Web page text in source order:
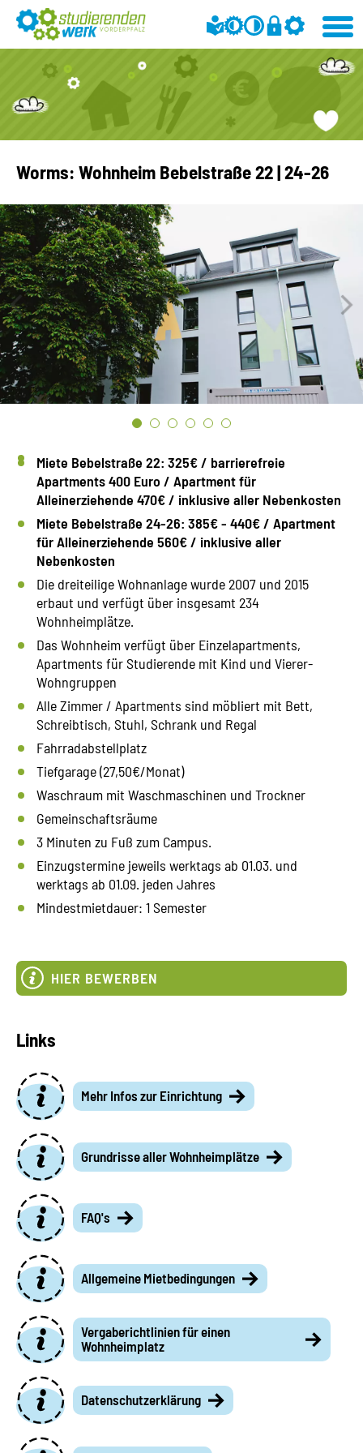
Worms: Wohnheim Bebelstraße 22 | 24-26
Miete Bebelstraße 22: 325€ / barrierefreie
Apartments 400 Euro / Apartment für
Alleinerziehende 470€ / inklusive aller Nebenkosten
Miete Bebelstraße 24-26: 385€ - 440€ / Apartment
für Alleinerziehende 560€ / inklusive aller
Nebenkosten
Die dreiteilige Wohnanlage wurde 2007 und 2015
erbaut und verfügt über insgesamt 234
Wohnheimplätze.
Das Wohnheim verfügt über Einzelapartments,
Apartments für Studierende mit Kind und Vierer-
Wohngruppen
Alle Zimmer / Apartments sind möbliert mit Bett,
Schreibtisch, Stuhl, Schrank und Regal
Fahrradabstellplatz
Tiefgarage (27,50€/Monat)
Waschraum mit Waschmaschinen und Trockner
Gemeinschaftsräume
3 Minuten zu Fuß zum Campus.
Einzugstermine jeweils werktags ab 01.03. und
werktags ab 01.09. jeden Jahres
Mindestmietdauer: 1 Semester
HIER BEWERBEN
Links
Mehr Infos zur Einrichtung
Grundrisse aller Wohnheimplätze
FAQ's
Allgemeine Mietbedingungen
Vergaberichtlinien für einen
Wohnheimplatz
Datenschutzerklärung